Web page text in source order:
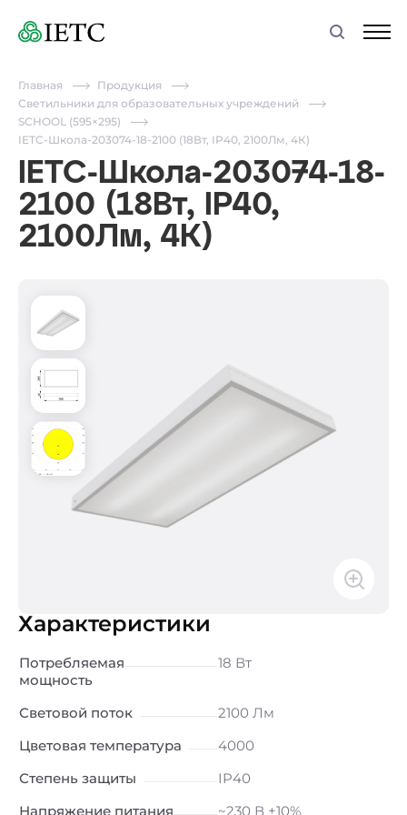
Главная
Продукция
Светильники для образовательных учреждений
SCHOOL (595×295)
IETC-Школа-203074-18-2100 (18Вт, IP40, 2100Лм, 4К)
IETC-Школа-203074-18-
2100 (18Вт, IP40,
2100Лм, 4К)
Характеристики
Потребляемая
мощность
18 Вт
Световой поток
2100 Лм
Цветовая температура
4000
Степень защиты
IP40
Напряжение питания
~230 В ±10%